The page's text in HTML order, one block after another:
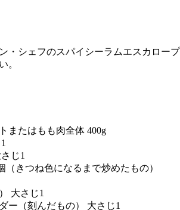
・シェフのスパイシーラムエスカロープ
。
またはもも肉全体 400g
じ1
（きつね色になるまで炒めたもの）
大さじ1
ー（刻んだもの） 大さじ1